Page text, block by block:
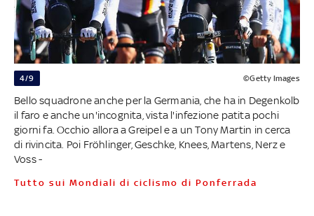
4/9 ©Getty Images
Bello squadrone anche per la Germania, che ha in Degenkolb
il faro e anche un'incognita, vista l'infezione patita pochi
giorni fa. Occhio allora a Greipel e a un Tony Martin in cerca
di rivincita. Poi Fröhlinger, Geschke, Knees, Martens, Nerz e
Voss -
Tutto sui Mondiali di ciclismo di Ponferrada